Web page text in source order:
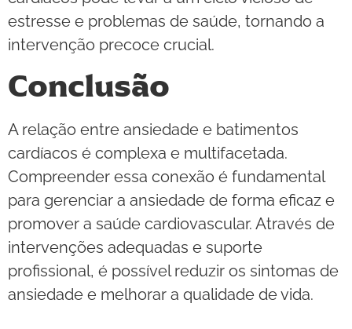
estresse e problemas de saúde, tornando a
intervenção precoce crucial.
Conclusão
A relação entre ansiedade e batimentos
cardíacos é complexa e multifacetada.
Compreender essa conexão é fundamental
para gerenciar a ansiedade de forma eficaz e
promover a saúde cardiovascular. Através de
intervenções adequadas e suporte
profissional, é possível reduzir os sintomas de
ansiedade e melhorar a qualidade de vida.